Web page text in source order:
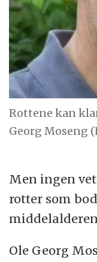
Rottene kan
Georg Moseng
Men ingen
rotter som
Ole Georg